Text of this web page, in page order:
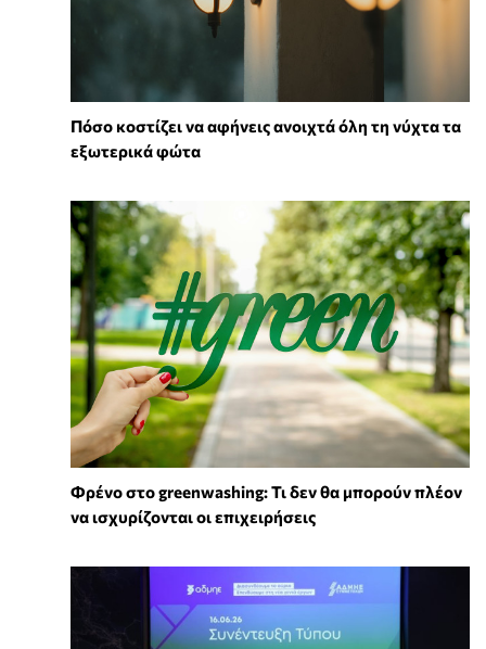
Πόσο κοστίζει να αφήνεις ανοιχτά όλη τη νύχτα τα
εξωτερικά φώτα
Φρένο στο greenwashing: Τι δεν θα μπορούν πλέον
να ισχυρίζονται οι επιχειρήσεις